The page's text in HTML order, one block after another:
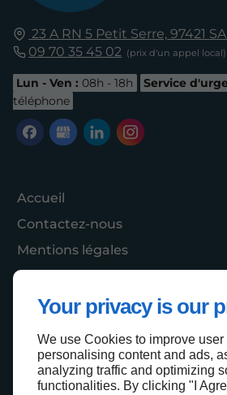
Your privacy is our
We use Cookies to improve
personalising content and ads,
analyzing traffic and optimizing
functionalities. By clicking "I
23 A RN 5 Petit Serre, 97421
09 70 35 45 02
Lun - Ven : 08h - 18h Service
téléphone
Accueil
Contactez-nous
Mentions légales
Plan du site
Haut de